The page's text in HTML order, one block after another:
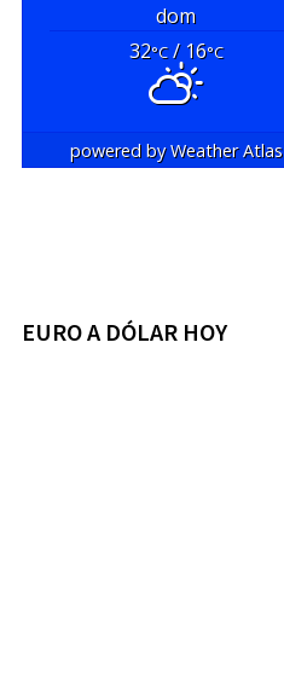
dom
32°C/ 16°C
powered byWeather Atlas
EURO A DÓLAR HOY